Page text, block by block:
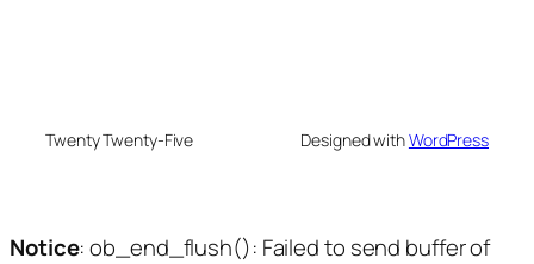
Twenty Twenty-Five Designed withWordPress
Notice: ob_end_flush(): Failed to send buffer of